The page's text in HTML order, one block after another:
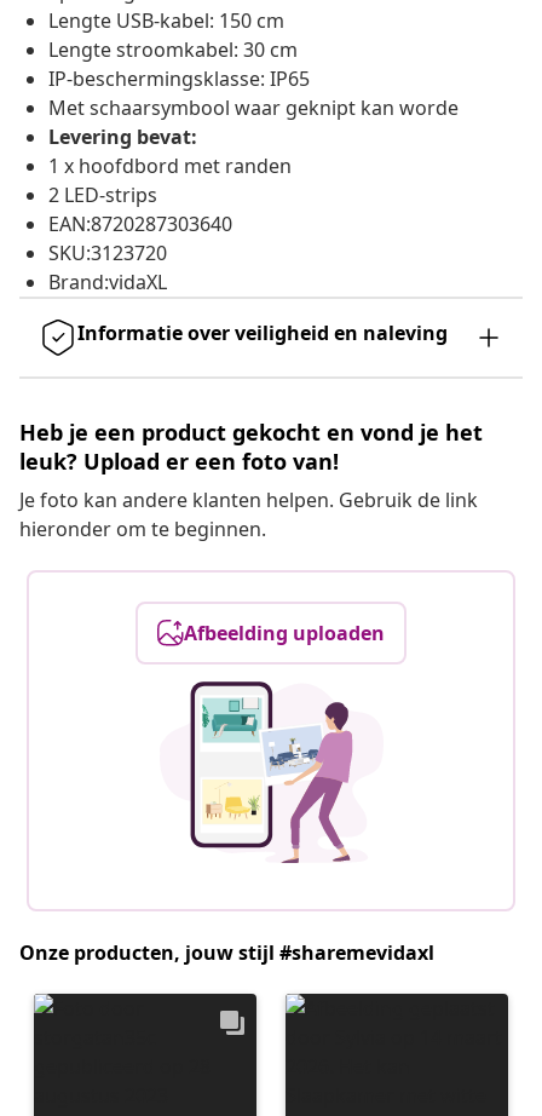
Lengte USB-kabel: 150 cm
Lengte stroomkabel: 30 cm
IP-beschermingsklasse: IP65
Met schaarsymbool waar geknipt kan worde
Levering bevat:
1 x hoofdbord met randen
2 LED-strips
EAN:8720287303640
SKU:3123720
Brand:vidaXL
Informatie over veiligheid en naleving
Heb je een product gekocht en vond je het
leuk? Upload er een foto van!
Je foto kan andere klanten helpen. Gebruik de link
hieronder om te beginnen.
Afbeelding uploaden
Onze producten, jouw stijl #sharemevidaxl